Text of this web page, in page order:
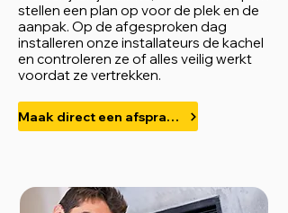
stellen een plan op voor de plek en de
aanpak. Op de afgesproken dag
installeren onze installateurs de kachel
en controleren ze of alles veilig werkt
voordat ze vertrekken.
Maak direct een afspraak